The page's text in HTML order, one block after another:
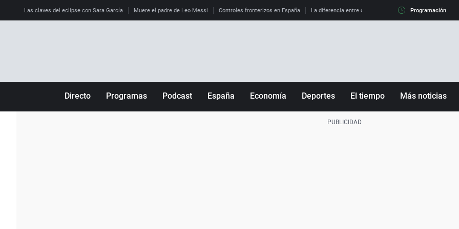
Las claves del eclipse con Sara García Muere el padre de Leo Messi Controles fronterizos en España La diferencia entre observar el eclipse al 99% y al 100%
Programación
Directo Programas Podcast España Economía Deportes El tiempo Más noticias